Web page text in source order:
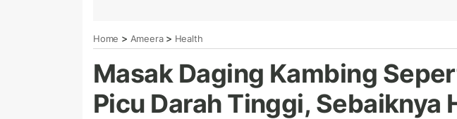
Home > Ameera> Health
Masak Daging Kambing
Picu Darah Tinggi, Sebaiknya